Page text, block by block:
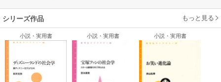
シリーズ作品 もっと見る
小説・実用書 小説・実用書 小説・実用書